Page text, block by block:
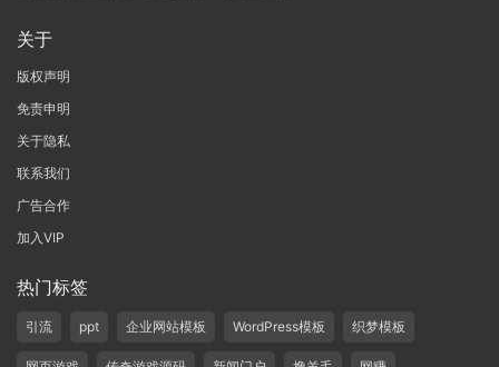
关于
版权声明
免责申明
关于隐私
联系我们
广告合作
加入VIP
热门标签
引流 ppt 企业网站模板 WordPress模板 织梦模板